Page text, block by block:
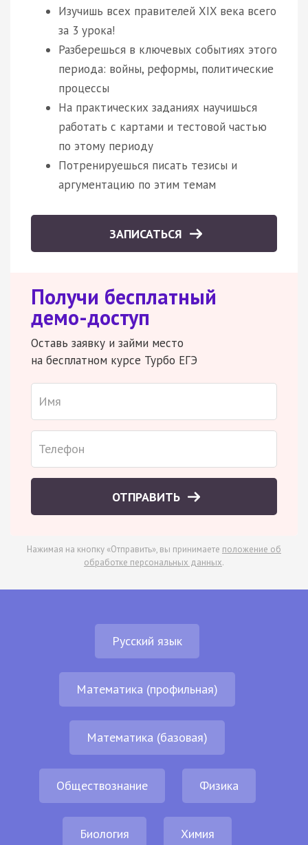
Изучишь всех правителей XIX века всего
за 3 урока!
Разберешься в ключевых событиях этого
периода: войны, реформы, политические
процессы
На практических заданиях научишься
работать с картами и тестовой частью
по этому периоду
Потренируешься писать тезисы и
аргументацию по этим темам
ЗАПИСАТЬСЯ
Получи бесплатный
демо-доступ
Оставь заявку и займи место
на бесплатном курсе Турбо ЕГЭ
ОТПРАВИТЬ
Нажимая на кнопку «Отправить», вы принимаете положение об
обработке персональных данных.
Русский язык
Математика (профильная)
Математика (базовая)
Обществознание Физика
Биология Химия